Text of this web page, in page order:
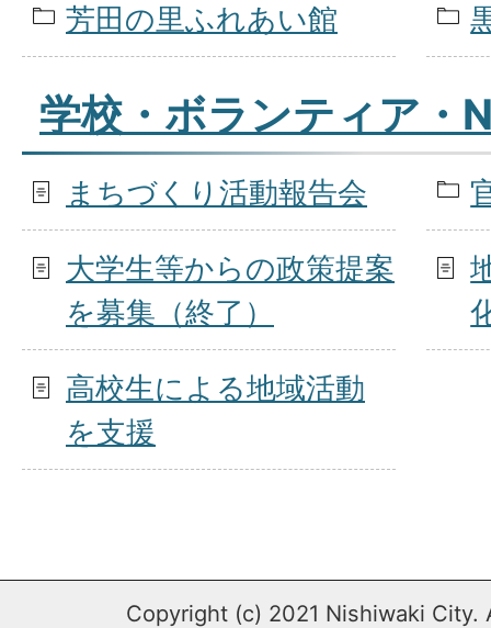
芳田の里ふれあい館
学校・ボランティア・
まちづくり活動報告会
大学生等からの政策提案
を募集（終了）
高校生による地域活動
を支援
Copyright (c) 2021 Nishiwaki City.